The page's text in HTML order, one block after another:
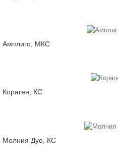
Амплиго, МКС
Кораген, КС
Молния Дуо, КС